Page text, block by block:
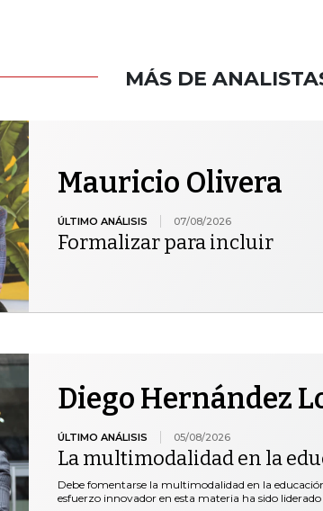
MÁS DE
Mauricio Olivera
ÚLTIMO ANÁLISIS 07/08/2026
Formalizar para incluir
Diego Hernández
ÚLTIMO ANÁLISIS 05/08/2026
La multimodalidad en la
Debe fomentarse la multimodalidad en la
esfuerzo innovador en esta materia ha sido